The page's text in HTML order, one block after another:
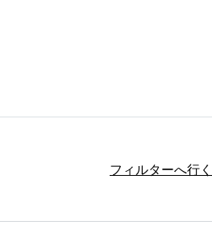
フィルターへ行く